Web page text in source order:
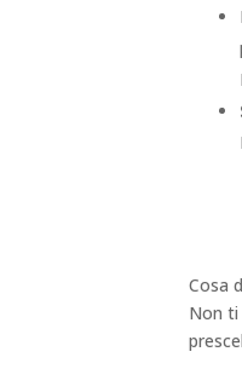
Cosa
Non ti